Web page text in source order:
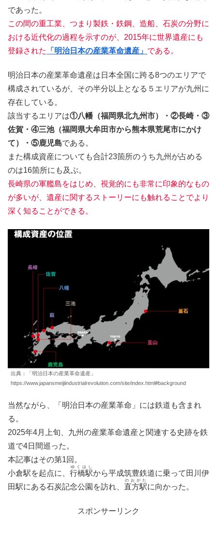
であった。
この間の重工業、つまり製鉄・鉄鋼、造船、石炭の分野に
おける近代化の過程を示すのが、2015年に世界遺産にも
登録された
「明治日本の産業革命遺産」 である。
明治日本の産業革命遺産は日本全国に跨る8つのエリアで
構成されているが、その半分以上となる５エリアが九州に
存在している。
該当するエリアは①八幡（福岡県北九州市）・②長崎・③
佐賀・④三池（福岡県大牟田市から熊本県荒尾市にかけ
て）・⑤鹿児島である。
また構成資産についても合計23箇所のうち九州が占める
のは16箇所にも及ぶ。
長崎県の軍艦島をはじめ、視覚的にも非常に印象的なもの
が多いが、遺産に関するストーリーにも触れることでより
深く知ることができる。
出典：「明治日本の産業革命遺産」
https://www.japansmeijiindustrialrevolution.com/site/index.html#background
当然ながら、「明治日本の産業革命」には鉄道も含まれ
る。
2025年4月上旬、九州の産業革命遺産と関連する史跡を鉄
道で4日間巡った。
本記事はその第1回。
小倉駅を起点に、 行橋駅
ゆくはし
から平成筑豊鉄道に乗って田川伊
田駅にある石炭記念公園を訪れ、 直方駅
のおがた
に向かった。
スポンサーリンク